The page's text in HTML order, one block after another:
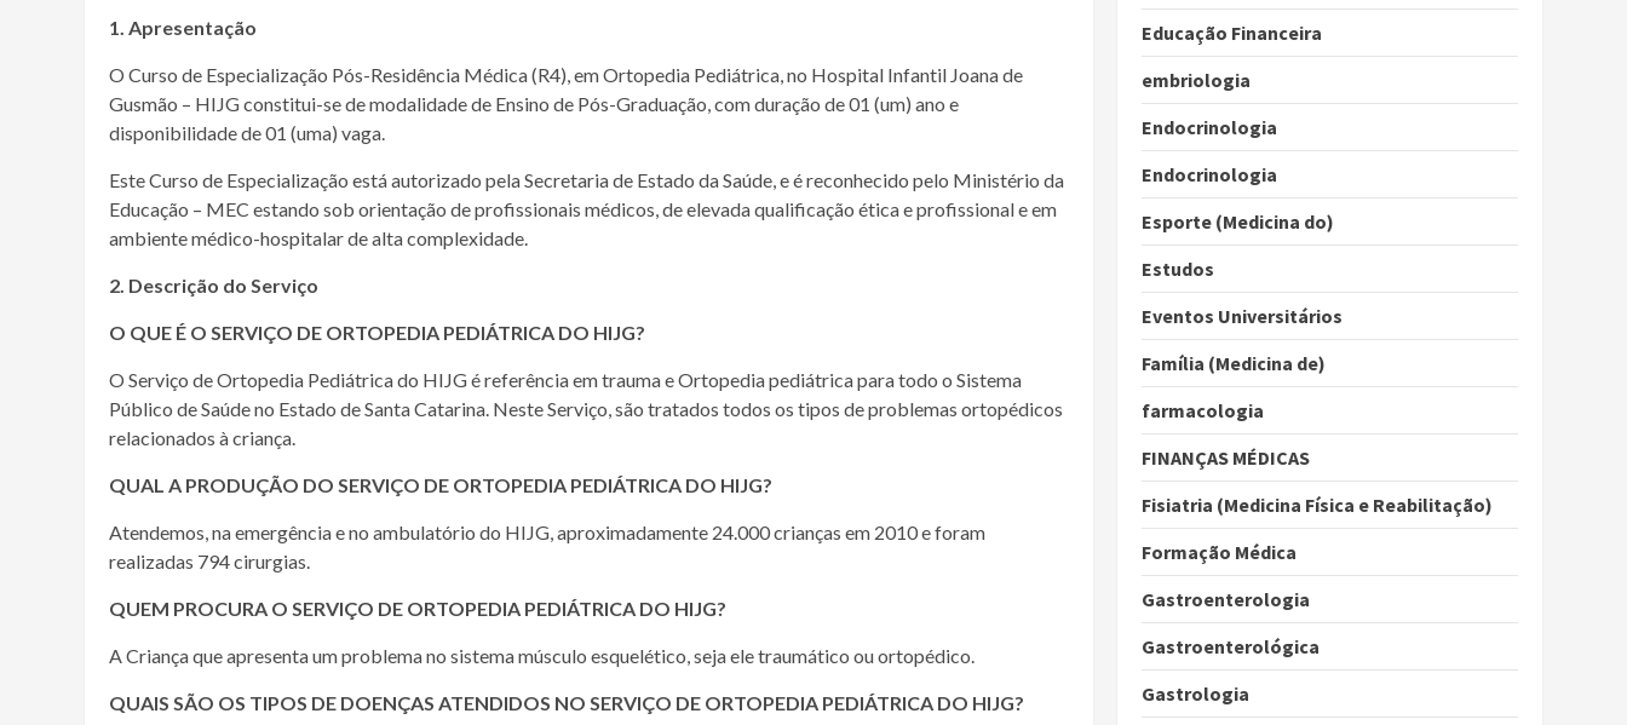
1. Apresentação
O Curso de Especialização Pós-Residência Médica (R4), em Ortopedia Pediátrica, no Hospital Infantil Joana de
Gusmão – HIJG constitui-se de modalidade de Ensino de Pós-Graduação, com duração de 01 (um) ano e
disponibilidade de 01 (uma) vaga.
Este Curso de Especialização está autorizado pela Secretaria de Estado da Saúde, e é reconhecido pelo Ministério da
Educação – MEC estando sob orientação de profissionais médicos, de elevada qualificação ética e profissional e em
ambiente médico-hospitalar de alta complexidade.
2. Descrição do Serviço
O QUE É O SERVIÇO DE ORTOPEDIA PEDIÁTRICA DO HIJG?
O Serviço de Ortopedia Pediátrica do HIJG é referência em trauma e Ortopedia pediátrica para todo o Sistema
Público de Saúde no Estado de Santa Catarina. Neste Serviço, são tratados todos os tipos de problemas ortopédicos
relacionados à criança.
QUAL A PRODUÇÃO DO SERVIÇO DE ORTOPEDIA PEDIÁTRICA DO HIJG?
Atendemos, na emergência e no ambulatório do HIJG, aproximadamente 24.000 crianças em 2010 e foram
realizadas 794 cirurgias.
QUEM PROCURA O SERVIÇO DE ORTOPEDIA PEDIÁTRICA DO HIJG?
A Criança que apresenta um problema no sistema músculo esquelético, seja ele traumático ou ortopédico.
QUAIS SÃO OS TIPOS DE DOENÇAS ATENDIDOS NO SERVIÇO DE ORTOPEDIA PEDIÁTRICA DO HIJG?
Educação Financeira
embriologia
Endocrinologia
Endocrinologia
Esporte (Medicina do)
Estudos
Eventos Universitários
Família (Medicina de)
farmacologia
FINANÇAS MÉDICAS
Fisiatria (Medicina Física e Reabilitação)
Formação Médica
Gastroenterologia
Gastroenterológica
Gastrologia